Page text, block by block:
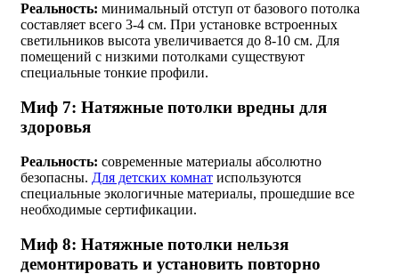
Реальность: минимальный отступ от базового потолка
составляет всего 3-4 см. При установке встроенных
светильников высота увеличивается до 8-10 см. Для
помещений с низкими потолками существуют
специальные тонкие профили.
Миф 7: Натяжные потолки вредны для
здоровья
Реальность: современные материалы абсолютно
безопасны. Для детских комнат используются
специальные экологичные материалы, прошедшие все
необходимые сертификации.
Миф 8: Натяжные потолки нельзя
демонтировать и установить повторно